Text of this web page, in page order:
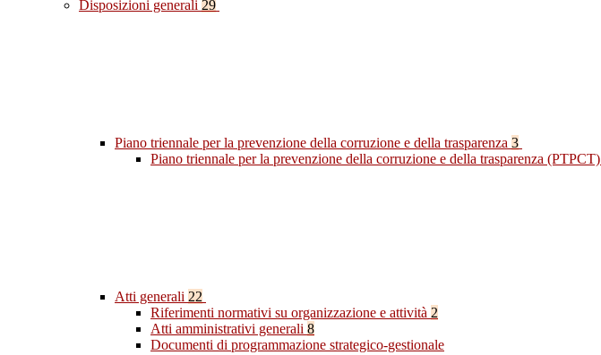
Disposizioni generali 29
Piano triennale per la prevenzione della corruzione e della trasparenza 3
Piano triennale per la prevenzione della corruzione e della trasparenza (PTPCT)
Atti generali 22
Riferimenti normativi su organizzazione e attività 2
Atti amministrativi generali 8
Documenti di programmazione strategico-gestionale